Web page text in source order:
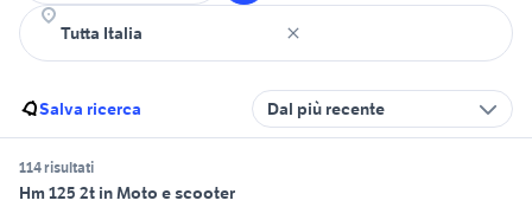
Salva ricerca Dal più recente
114 risultati
Hm 125 2t in Moto e scooter